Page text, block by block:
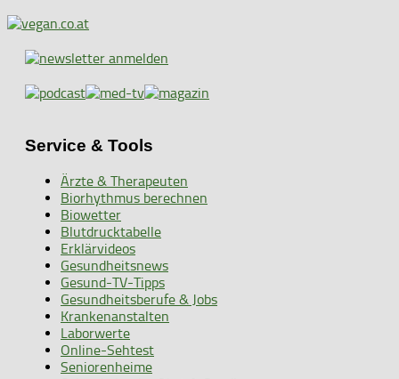
Service & Tools
Ärzte & Therapeuten
Biorhythmus berechnen
Biowetter
Blutdrucktabelle
Erklärvideos
Gesundheitsnews
Gesund-TV-Tipps
Gesundheitsberufe & Jobs
Krankenanstalten
Laborwerte
Online-Sehtest
Seniorenheime